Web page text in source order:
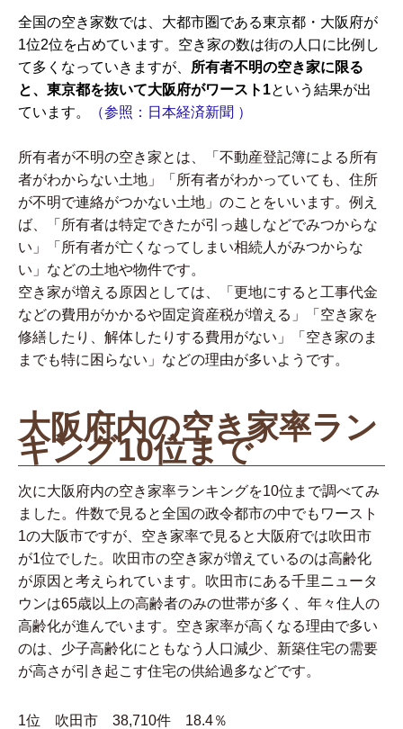
全国の空き家数では、大都市圏である東京都・大阪府が
1位2位を占めています。空き家の数は街の人口に比例し
て多くなっていきますが、 所有者不明の空き家に限る
と、東京都を抜いて大阪府がワースト1という結果が出
ています。
（参照： 日本経済新聞 ）
所有者が不明の空き家とは、「不動産登記簿による所有
者がわからない土地」「所有者がわかっていても、住所
が不明で連絡がつかない土地」のことをいいます。例え
ば、「所有者は特定できたが引っ越しなどでみつからな
い」「所有者が亡くなってしまい相続人がみつからな
い」などの土地や物件です。
空き家が増える原因としては、「更地にすると工事代金
などの費用がかかるや固定資産税が増える」「空き家を
修繕したり、解体したりする費用がない」「空き家のま
までも特に困らない」などの理由が多いようです。
大阪府内の空き家率ラン
キング10位まで
次に大阪府内の空き家率ランキングを10位まで調べてみ
ました。件数で見ると全国の政令都市の中でもワースト
1の大阪市ですが、空き家率で見ると大阪府では吹田市
が1位でした。吹田市の空き家が増えているのは高齢化
が原因と考えられています。吹田市にある千里ニュータ
ウンは65歳以上の高齢者のみの世帯が多く、年々住人の
高齢化が進んでいます。空き家率が高くなる理由で多い
のは、少子高齢化にともなう人口減少、新築住宅の需要
が高さが引き起こす住宅の供給過多などです。
1位 吹田市 38,710件 18.4％